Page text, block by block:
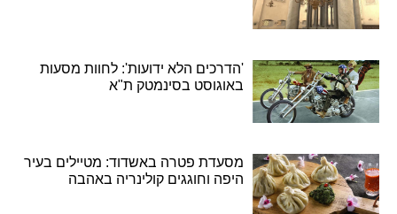
'הדרכים הלא ידועות': לחוות מסעות
באוגוסט בסינמטק ת"א
מסעדת פטרה באשדוד: מטיילים בעיר
היפה וחוגגים קולינריה באהבה